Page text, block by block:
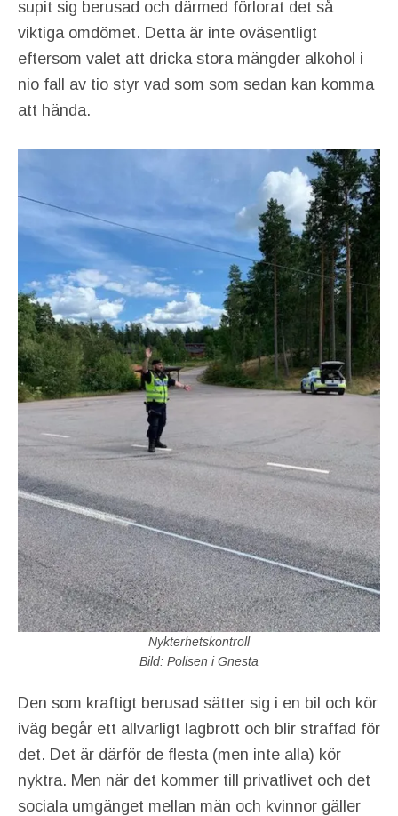
supit sig berusad och därmed förlorat det så
viktiga omdömet. Detta är inte oväsentligt
eftersom valet att dricka stora mängder alkohol i
nio fall av tio styr vad som som sedan kan komma
att hända.
Nykterhetskontroll
Bild: Polisen i Gnesta
Den som kraftigt berusad sätter sig i en bil och kör
iväg begår ett allvarligt lagbrott och blir straffad för
det. Det är därför de flesta (men inte alla) kör
nyktra. Men när det kommer till privatlivet och det
sociala umgänget mellan män och kvinnor gäller